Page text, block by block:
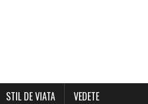
STIL DE VIATA VEDETE